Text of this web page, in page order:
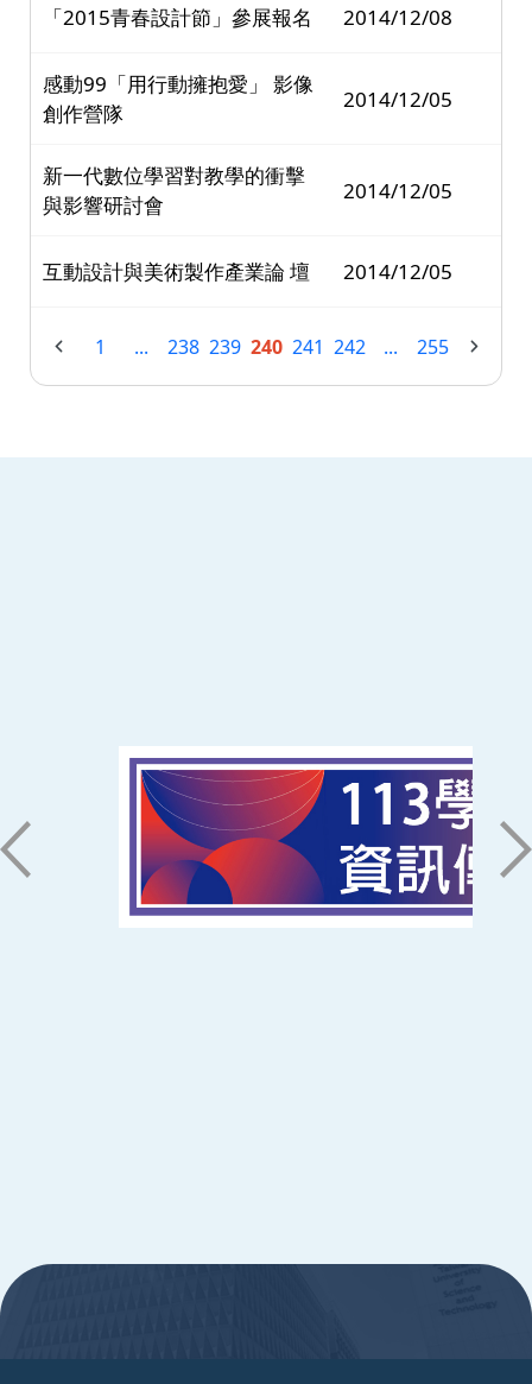
「2015青春設計節」參展報名 2014/12/08
感動99「用行動擁抱愛」 影像
創作營隊
2014/12/05
新一代數位學習對教學的衝擊
與影響研討會
2014/12/05
互動設計與美術製作產業論 壇 2014/12/05
1 ... 238 239 240 241 242 ... 255
71005 台南市永康區南台街一號
06-2533131 ext. 7101
ic@stust.edu.tw
辦公時間